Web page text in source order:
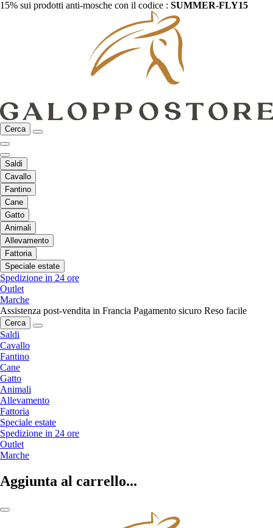
15% sui prodotti anti-mosche con il codice : SUMMER-FLY15
Cerca
Saldi
Cavallo
Fantino
Cane
Gatto
Animali
Allevamento
Fattoria
Speciale estate
Spedizione in 24 ore
Outlet
Marche
Assistenza post-vendita in Francia Pagamento sicuro Reso facile
Cerca
Saldi
Cavallo
Fantino
Cane
Gatto
Animali
Allevamento
Fattoria
Speciale estate
Spedizione in 24 ore
Outlet
Marche
Aggiunta al carrello...